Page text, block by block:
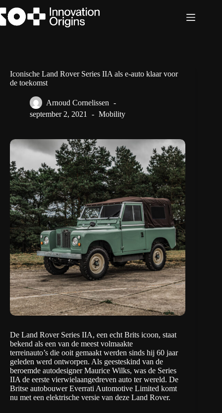
naar
de
Iconische Land Rover Series IIA als e-auto klaar voor
de toekomst
Arnoud Cornelissen
september 2, 2021
Mobility
De Land Rover Series IIA, een echt Brits icoon, staat
bekend als een van de meest volmaakte
terreinauto’s die ooit gemaakt werden sinds hij 60 jaar
geleden werd ontworpen. Als geesteskind van de
beroemde autodesigner Maurice Wilks, was de Series
IIA de eerste vierwielaangedreven auto ter wereld. De
Britse autobouwerEverrati Automotive Limited komt
nu met een elektrische versie van deze Land Rover.